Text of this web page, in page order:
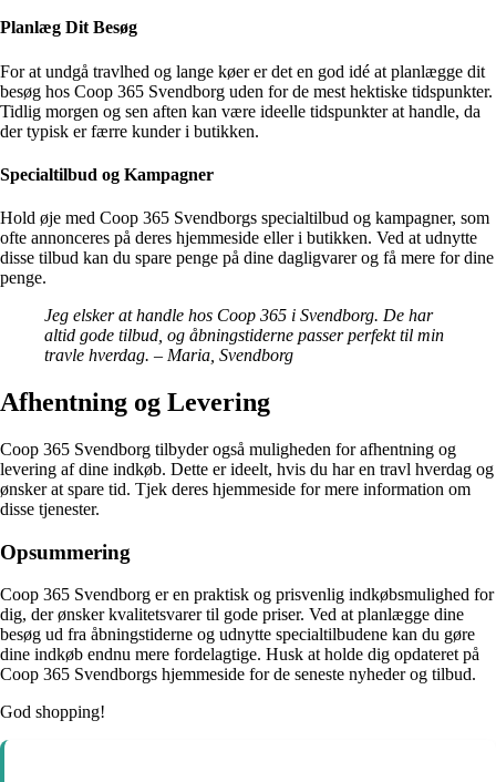
Planlæg Dit Besøg
For at undgå travlhed og lange køer er det en god idé at planlægge dit
besøg hos Coop 365 Svendborg uden for de mest hektiske tidspunkter.
Tidlig morgen og sen aften kan være ideelle tidspunkter at handle, da
der typisk er færre kunder i butikken.
Specialtilbud og Kampagner
Hold øje med Coop 365 Svendborgs specialtilbud og kampagner, som
ofte annonceres på deres hjemmeside eller i butikken. Ved at udnytte
disse tilbud kan du spare penge på dine dagligvarer og få mere for dine
penge.
Jeg elsker at handle hos Coop 365 i Svendborg. De har
altid gode tilbud, og åbningstiderne passer perfekt til min
travle hverdag. – Maria, Svendborg
Afhentning og Levering
Coop 365 Svendborg tilbyder også muligheden for afhentning og
levering af dine indkøb. Dette er ideelt, hvis du har en travl hverdag og
ønsker at spare tid. Tjek deres hjemmeside for mere information om
disse tjenester.
Opsummering
Coop 365 Svendborg er en praktisk og prisvenlig indkøbsmulighed for
dig, der ønsker kvalitetsvarer til gode priser. Ved at planlægge dine
besøg ud fra åbningstiderne og udnytte specialtilbudene kan du gøre
dine indkøb endnu mere fordelagtige. Husk at holde dig opdateret på
Coop 365 Svendborgs hjemmeside for de seneste nyheder og tilbud.
God shopping!